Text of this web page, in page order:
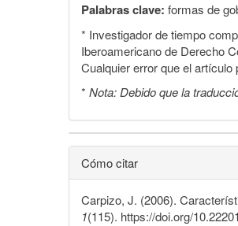
Palabras clave: formas de
* Investigador de tiempo
Iberoamericano de Derecho
Cualquier error que el
* Nota: Debido que la
Cómo citar
Carpizo, J. (2006).
1(115). https://doi.org/